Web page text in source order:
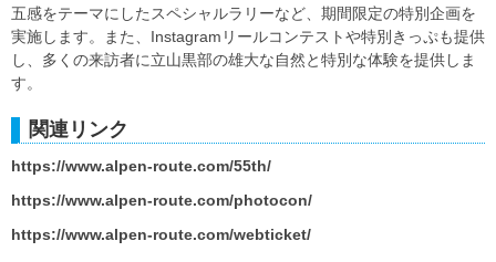
五感をテーマにしたスペシャルラリーなど、期間限定の特別企画を
実施します。また、Instagramリールコンテストや特別きっぷも提供
し、多くの来訪者に立山黒部の雄大な自然と特別な体験を提供しま
す。
関連リンク
https://www.alpen-route.com/55th/
https://www.alpen-route.com/photocon/
https://www.alpen-route.com/webticket/